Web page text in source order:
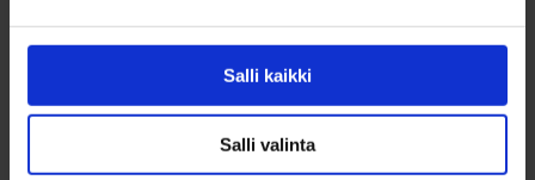
Salli kaikki
Salli valinta